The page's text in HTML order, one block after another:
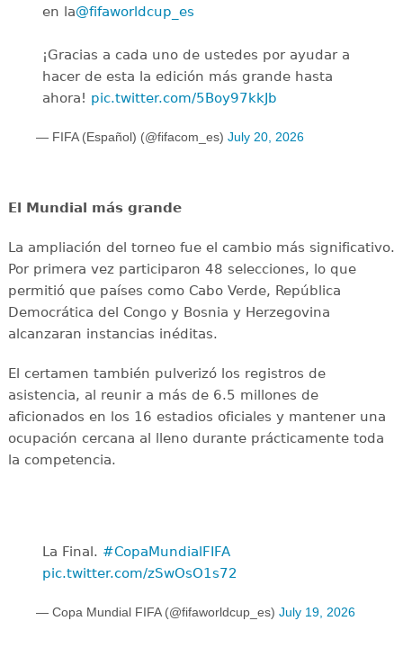
en la@fifaworldcup_es
¡Gracias a cada uno de ustedes por ayudar a
hacer de esta la edición más grande hasta
ahora! pic.twitter.com/5Boy97kkJb
— FIFA (Español) (@fifacom_es) July 20, 2026
El Mundial más grande
La ampliación del torneo fue el cambio más significativo.
Por primera vez participaron 48 selecciones, lo que
permitió que países como Cabo Verde, República
Democrática del Congo y Bosnia y Herzegovina
alcanzaran instancias inéditas.
El certamen también pulverizó los registros de
asistencia, al reunir a más de 6.5 millones de
aficionados en los 16 estadios oficiales y mantener una
ocupación cercana al lleno durante prácticamente toda
la competencia.
La Final. ️ #CopaMundialFIFA
pic.twitter.com/zSwOsO1s72
— Copa Mundial FIFA (@fifaworldcup_es) July 19, 2026